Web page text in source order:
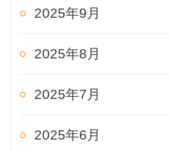
2025年9月
2025年8月
2025年7月
2025年6月